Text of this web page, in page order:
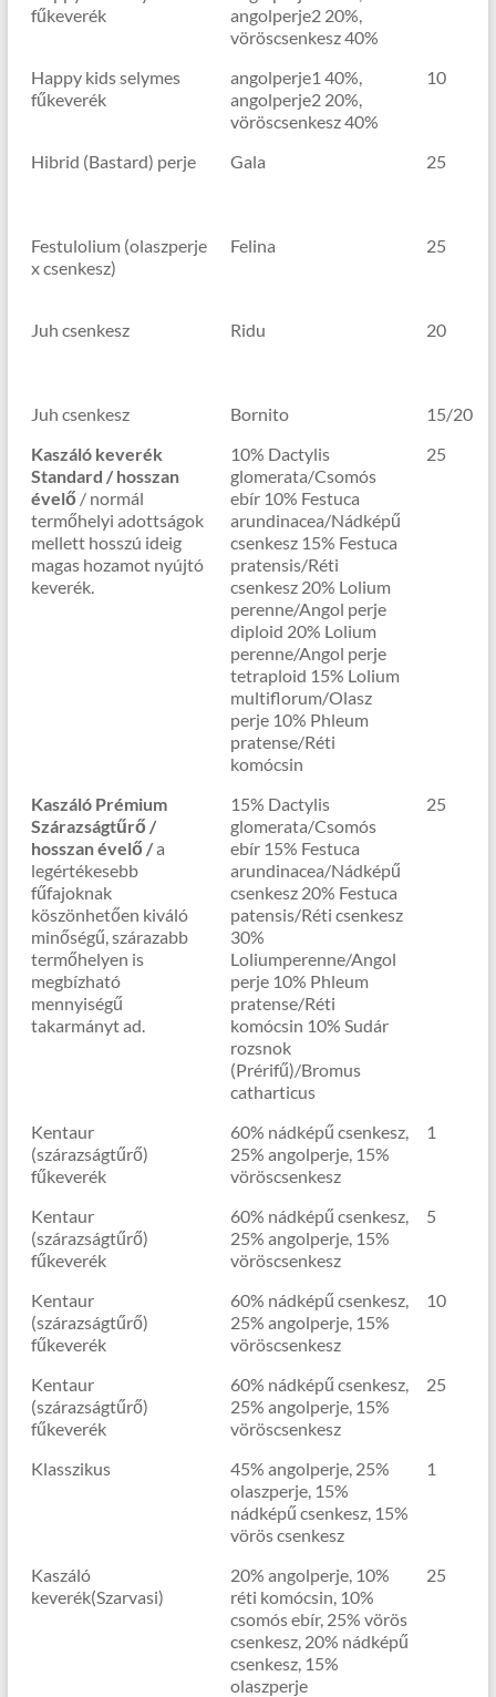
fűkeverék
angolperje2 20%,
vöröscsenkesz 40%
Happy kids selymes
fűkeverék
angolperje1 40%,
angolperje2 20%,
vöröscsenkesz 40%
10
Hibrid (Bastard) perje Gala 25
Festulolium (olaszperje
x csenkesz)
Felina 25
Juh csenkesz Ridu 20
Juh csenkesz Bornito
15/20
Kaszáló keverék
Standard / hosszan
évelő / normál
termőhelyi adottságok
mellett hosszú ideig
magas hozamot nyújtó
keverék.
10% Dactylis
glomerata/Csomós
ebír 10% Festuca
arundinacea/Nádképű
csenkesz 15% Festuca
pratensis/Réti
csenkesz 20% Lolium
perenne/Angol perje
diploid 20% Lolium
perenne/Angol perje
tetraploid 15% Lolium
multiflorum/Olasz
perje 10% Phleum
pratense/Réti
komócsin
25
Kaszáló Prémium
Szárazságtűrő /
hosszan évelő /a
legértékesebb
fűfajoknak
köszönhetően kiváló
minőségű, szárazabb
termőhelyen is
megbízható
mennyiségű
takarmányt ad.
15% Dactylis
glomerata/Csomós
ebír 15% Festuca
arundinacea/Nádképű
csenkesz 20% Festuca
patensis/Réti csenkesz
30%
Loliumperenne/Angol
perje 10% Phleum
pratense/Réti
komócsin 10% Sudár
rozsnok
(Prérifű)/Bromus
catharticus
25
Kentaur
(szárazságtűrő)
fűkeverék
60% nádképű csenkesz,
25% angolperje, 15%
vöröscsenkesz
1
Kentaur
(szárazságtűrő)
fűkeverék
60% nádképű csenkesz,
25% angolperje, 15%
vöröscsenkesz
5
Kentaur
(szárazságtűrő)
fűkeverék
60% nádképű csenkesz,
25% angolperje, 15%
vöröscsenkesz
10
Kentaur
(szárazságtűrő)
fűkeverék
60% nádképű csenkesz,
25% angolperje, 15%
vöröscsenkesz
25
Klasszikus
45% angolperje, 25%
olaszperje, 15%
nádképű csenkesz, 15%
vörös csenkesz
1
Kaszáló
keverék(Szarvasi)
20% angolperje, 10%
réti komócsin, 10%
csomós ebír, 25% vörös
csenkesz, 20% nádképű
csenkesz, 15%
olaszperje
25